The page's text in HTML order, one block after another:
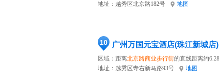
地址： 越秀区北京路182号 地图
10 广州万国元宝酒店(珠江新城店)
区域：距离北京路商业步行街的直线距离约
地址： 越秀区寺右新马路93号 地图